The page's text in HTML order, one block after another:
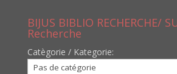
BIJUS BIBLIO RECHERCHE/
Recherche
Catègorie / Kategorie: